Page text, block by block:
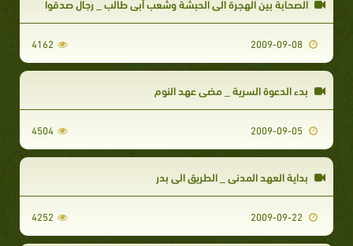
الصحابة بين الهجرة الى الحبشة وشعب أبي طالب _ رجال صدقوا
4162
بدء الدعوة السرية _ مضى عهد النوم
4504
بداية العهد المدني _ الطريق الى بدر
4252